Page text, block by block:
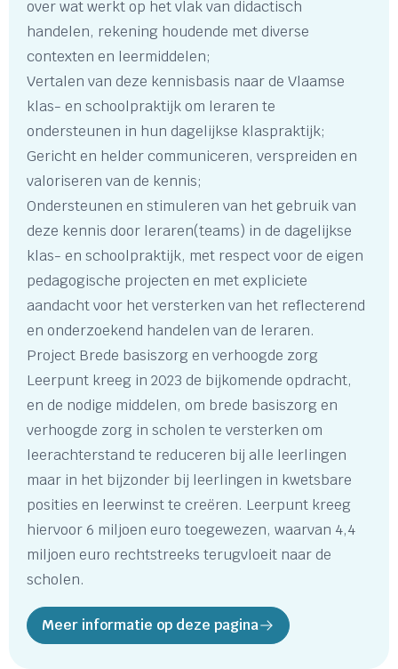
over wat werkt op het vlak van didactisch
handelen, rekening houdende met diverse
contexten en leermiddelen;
Vertalen van deze kennisbasis naar de Vlaamse
klas- en schoolpraktijk om leraren te
ondersteunen in hun dagelijkse klaspraktijk;
Gericht en helder communiceren, verspreiden en
valoriseren van de kennis;
Ondersteunen en stimuleren van het gebruik van
deze kennis door leraren(teams) in de dagelijkse
klas- en schoolpraktijk, met respect voor de eigen
pedagogische projecten en met expliciete
aandacht voor het versterken van het reflecterend
en onderzoekend handelen van de leraren.
Project Brede basiszorg en verhoogde zorg
Leerpunt kreeg in 2023 de bijkomende opdracht,
en de nodige middelen, om brede basiszorg en
verhoogde zorg in scholen te versterken om
leerachterstand te reduceren bij alle leerlingen
maar in het bijzonder bij leerlingen in kwetsbare
posities en leerwinst te creëren. Leerpunt kreeg
hiervoor 6 miljoen euro toegewezen, waarvan 4,4
miljoen euro rechtstreeks terugvloeit naar de
scholen.
Meer informatie op deze pagina